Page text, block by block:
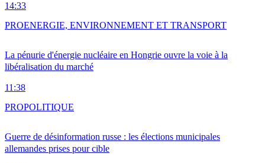
14:33
La pénurie d'énergie nucléaire en Hongrie ouvre la voie à la
libéralisation du marché
11:38
PROENERGIE, ENVIRONNEMENT ET TRANSPORT
Guerre de désinformation russe : les élections municipales
allemandes prises pour cible
PROPOLITIQUE